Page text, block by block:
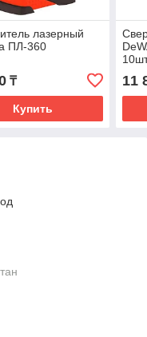
лазерный
ПЛ-360
₸
Купить
11